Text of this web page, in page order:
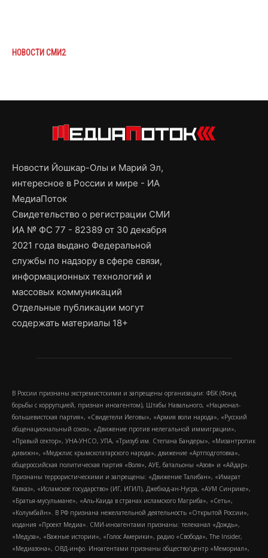
НОВОСТИ СМИ2
Новости Йошкар-Олы и Марий Эл,
интересное в России и мире - ИА
МедиаПоток
Свидетельство о регистрации СМИ
ИА № ФС 77 - 82389 от 30 декабря
2021 года выдано Федеральной
службы по надзору в сфере связи,
информационных технологий и
массовых коммуникаций
Отдельные публикации могут
содержать материалы 18+
В России признаны экстремистскими и запрещены организации: ФБК (Фонд
борьбы с коррупцией, признан иноагентом), Штабы Навального, «Национал-
большевистская партия», «Свидетели Иеговы», «Армия воли народа», «Русский
общенациональный союз», «Движение против нелегальной иммиграции»,
«Правый сектор», УНА-УНСО, УПА, «Тризуб им. Степана Бандеры», «Мизантропик
дивижн», «Меджлис крымскотатарского народа», движение «Артподготовка»,
общероссийская политическая партия «Воля», АУЕ, батальоны «Азов» и «Айдар».
Признаны террористическими и запрещены: «Движение Талибан», «Имарат
Кавказ», «Исламское государство» (ИГ, ИГИЛ), Джебхад-ан-Нусра, «АУМ Синрике»,
«Братья-мусульмане», «Аль-Каида в странах исламского Магриба», «Сеть»,
«Колумбайн». В РФ признана нежелательной деятельность «Открытой России»,
издания «Проект Медиа». СМИ-иноагентами признаны: телеканал «Дождь»,
«Медуза», «Важные истории», «Голос Америки», радио «Свобода», The Insider,
«Медиазона», ОВД-инфо. Иноагентами признаны общество/центр «Мемориал»,